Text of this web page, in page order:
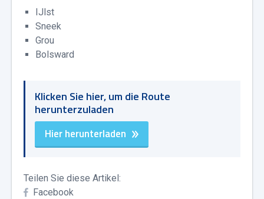
IJlst
Sneek
Grou
Bolsward
Klicken Sie hier, um die Route
herunterzuladen
Hier herunterladen
Teilen Sie diese Artikel:
Facebook